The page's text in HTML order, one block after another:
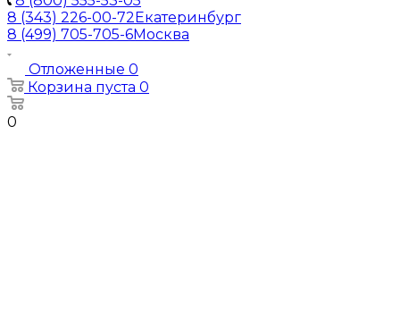
8 (343) 226-00-72Екатеринбург
8 (499) 705-705-6Москва
Отложенные 0
Корзина пуста 0
0